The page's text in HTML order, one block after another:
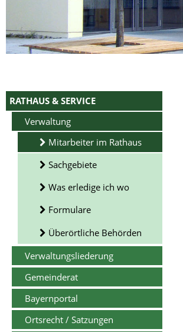
RATHAUS & SERVICE
Verwaltung
Mitarbeiter im Rathaus
Sachgebiete
Was erledige ich wo
Formulare
Überörtliche Behörden
Verwaltungsliederung
Gemeinderat
Bayernportal
Ortsrecht / Satzungen